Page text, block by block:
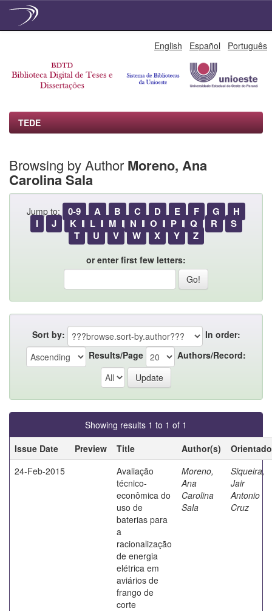
English Español Português
TEDE
Browsing by Author Moreno, Ana
Carolina Sala
Jump to: 0-9 A B C D E F G
H
I
J K L M N O P Q R
S
T
U V W X Y Z
or enter first few letters:
Sort by:
In order:
Results/Page
Authors/Record:
Showing results 1 to 1 of 1
Issue Date
Preview Title Author(s)
24-Feb-2015
Avaliação
técnico-
econômica do
uso de
baterias para
a
racionalização
de energia
elétrica em
aviários de
frango de
corte
Moreno,
Ana
Carolina
Sala
Siqueira,
Jair
Antonio
Cruz